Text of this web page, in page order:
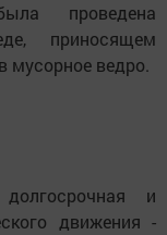
проведена
приносящем
мусорное ведро.
и
движения -